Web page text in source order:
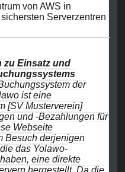
von AWS in
Serverzentren
zu Einsatz und
der
ist eine
[SV Musterverein]
und -Bezahlungen für
Webseite
Besuch derjenigen
das Yolawo-
eine direkte
hergestellt. Da die